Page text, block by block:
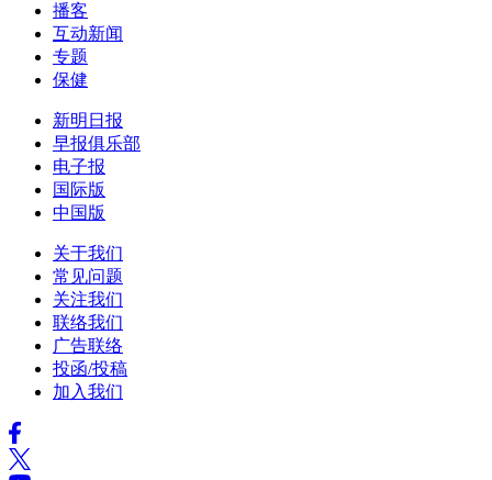
播客
互动新闻
专题
保健
新明日报
早报俱乐部
电子报
国际版
中国版
关于我们
常见问题
关注我们
联络我们
广告联络
投函/投稿
加入我们